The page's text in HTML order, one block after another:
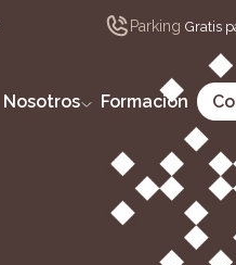
Parking Gratis
Nosotros Formación